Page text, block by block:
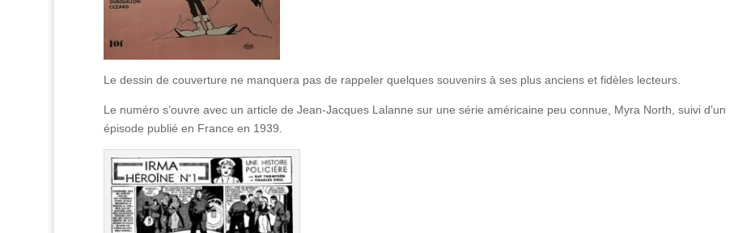
Le dessin de couverture ne manquera pas de rappeler quelques souvenirs à ses plus anciens et fidèles lecteurs.
Le numéro s’ouvre avec un article de Jean-Jacques Lalanne sur une série américaine peu connue, Myra North, suivi d’un
épisode publié en France en 1939.